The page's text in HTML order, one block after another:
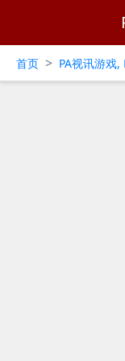
首页 > PA视讯游戏